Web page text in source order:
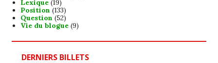
Lexique(19)
Position (133)
Question (52)
Vie du blogue(9)
DERNIERS BILLETS